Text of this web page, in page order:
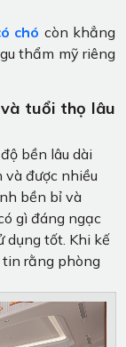
chó còn khẳng
thẩm mỹ riêng
tuổi thọ lâu
bền lâu dài
được nhiều
bền bỉ và
gì đáng ngạc
dụng tốt. Khi kế
rằng phòng